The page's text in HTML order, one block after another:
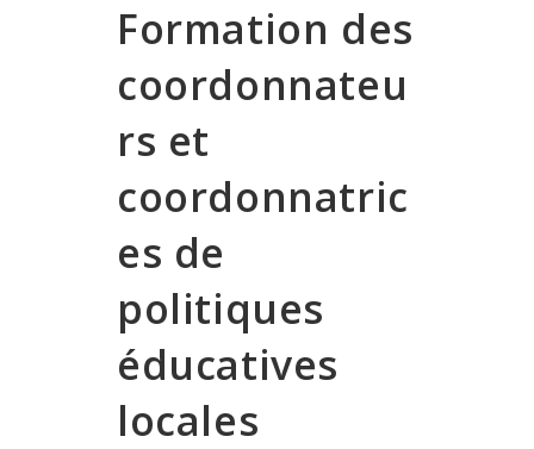
Formation des
coordonnateu
rs et
coordonnatric
es de
politiques
éducatives
locales